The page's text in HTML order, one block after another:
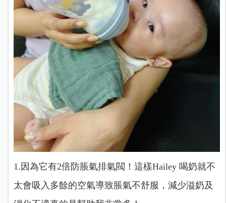
1.因為它有2倍防脹氣排氣閥！這樣Hailey 喝奶就不
太會吸入多餘的空氣導致脹氣不舒服，減少溢奶及